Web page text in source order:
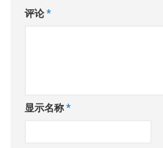
评论*
显示名称*